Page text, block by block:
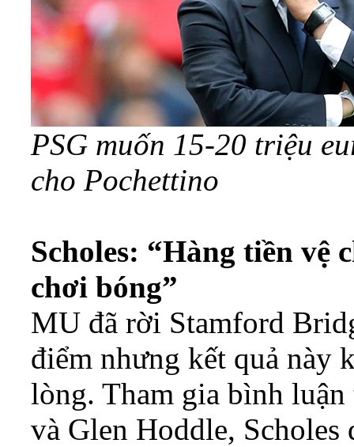
PSG muốn 15-20 triệu
cho Pochettino
Scholes: “Hàng tiền vệ
chơi bóng”
MU đã rời Stamford
điểm nhưng kết quả này
lòng. Tham gia bình
và Glen Hoddle, Scholes